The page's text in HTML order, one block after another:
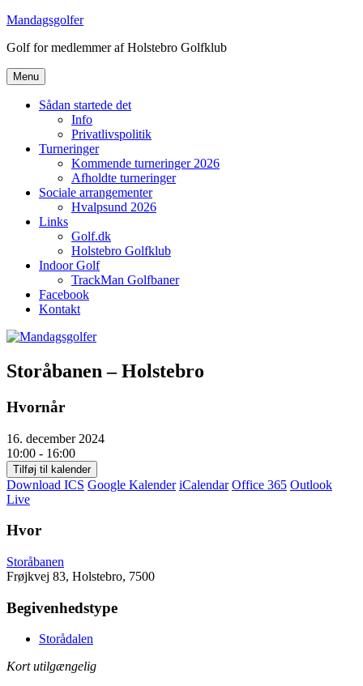
Videre
indhold
Mandagsgolfer
Golf for medlemmer af Holstebro Golfklub
Menu
Sådan startede det
Info
Privatlivspolitik
Turneringer
Kommende turneringer 2026
Afholdte turneringer
Sociale arrangementer
Hvalpsund 2026
Links
Golf.dk
Holstebro Golfklub
Indoor Golf
TrackMan Golfbaner
Facebook
Kontakt
Storåbanen – Holstebro
Hvornår
16. december 2024
10:00 - 16:00
Tilføj til kalender
Download ICS Google Kalender iCalendar Office 365 Outlook
Live
Hvor
Storåbanen
Frøjkvej 83, Holstebro, 7500
Begivenhedstype
Storådalen
Kort utilgængelig